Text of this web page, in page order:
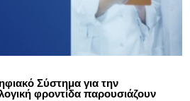
Σύστημα για την
φροντίδα παρουσιάζουν